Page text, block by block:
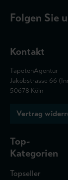
Folgen Sie
Kontakt
TapetenAgentur
Jakobstrasse 66
50678 Köln
Vertrag
Top-
Kategorien
Topseller